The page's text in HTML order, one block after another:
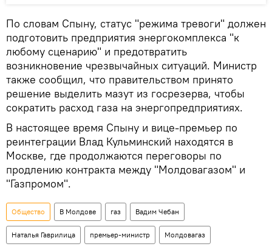
По словам Спыну, статус "режима тревоги" должен
подготовить предприятия энергокомплекса "к
любому сценарию" и предотвратить
возникновение чрезвычайных ситуаций. Министр
также сообщил, что правительством принято
решение выделить мазут из госрезерва, чтобы
сократить расход газа на энергопредприятиях.
В настоящее время Спыну и вице-премьер по
реинтеграции Влад Кульминский находятся в
Москве, где продолжаются переговоры по
продлению контракта между "Молдовагазом" и
"Газпромом".
Общество В Молдове газ Вадим Чебан
Наталья Гаврилица премьер-министр Молдовагаз